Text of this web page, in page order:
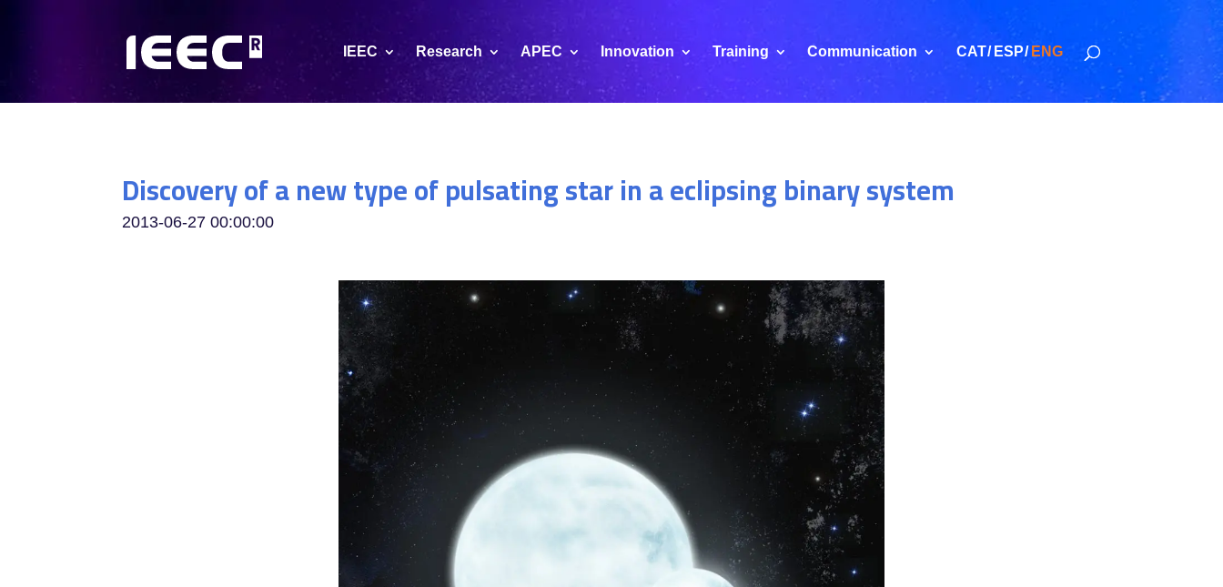
IEEC Research APEC Innovation Training Communication CAT ESP ENG
Discovery of a new type of pulsating star in a eclipsing binary system
2013-06-27 00:00:00